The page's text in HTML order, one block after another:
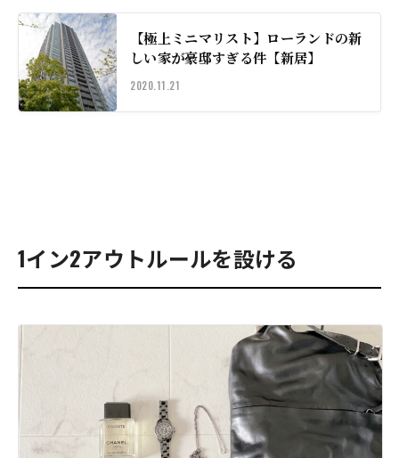
【極上ミニマリスト】ローランドの新
しい家が豪邸すぎる件【新居】
2020.11.21
1イン2アウトルールを設ける